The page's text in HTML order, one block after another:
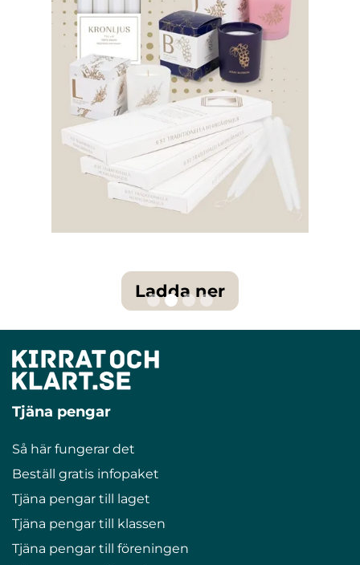
Ladda ner
Tjäna pengar
Så här fungerar det
Beställ gratis infopaket
Tjäna pengar till laget
Tjäna pengar till klassen
Tjäna pengar till föreningen